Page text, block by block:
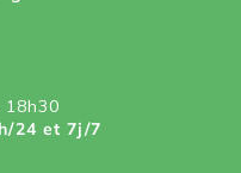
24 et 7j/7